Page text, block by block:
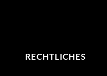
RECHTLICHES